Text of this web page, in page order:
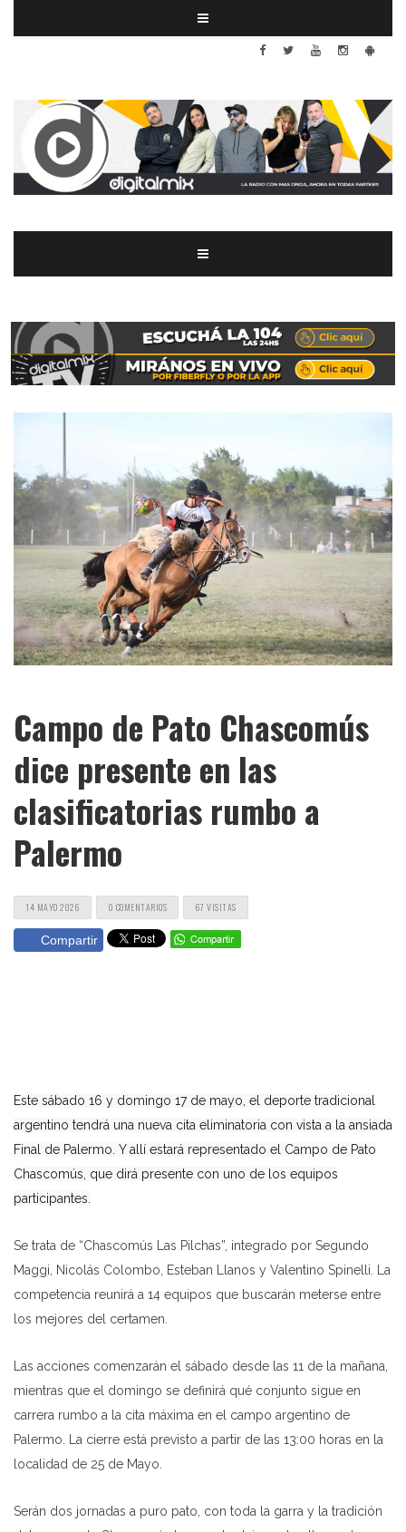
Campo de Pato Chascomús
dice presente en las
clasificatorias rumbo a
Palermo
14 MAYO 2026 0 COMENTARIOS 67 VISITAS
Compartir
Este sábado 16 y domingo 17 de mayo, el deporte tradicional
argentino tendrá una nueva cita eliminatoria con vista a la ansiada
Final de Palermo. Y allí estará representado el Campo de Pato
Chascomús, que dirá presente con uno de los equipos
participantes.
Se trata de “Chascomús Las Pilchas”, integrado por Segundo
Maggi, Nicolás Colombo, Esteban Llanos y Valentino Spinelli. La
competencia reunirá a 14 equipos que buscarán meterse entre
los mejores del certamen.
Las acciones comenzarán el sábado desde las 11 de la mañana,
mientras que el domingo se definirá qué conjunto sigue en
carrera rumbo a la cita máxima en el campo argentino de
Palermo. La cierre está previsto a partir de las 13:00 horas en la
localidad de 25 de Mayo.
Serán dos jornadas a puro pato, con toda la garra y la tradición